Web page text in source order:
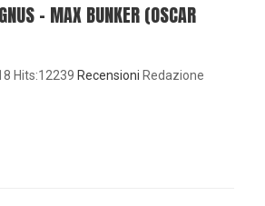
– MAX BUNKER (OSCAR
Hits:12239 Recensioni Redazione